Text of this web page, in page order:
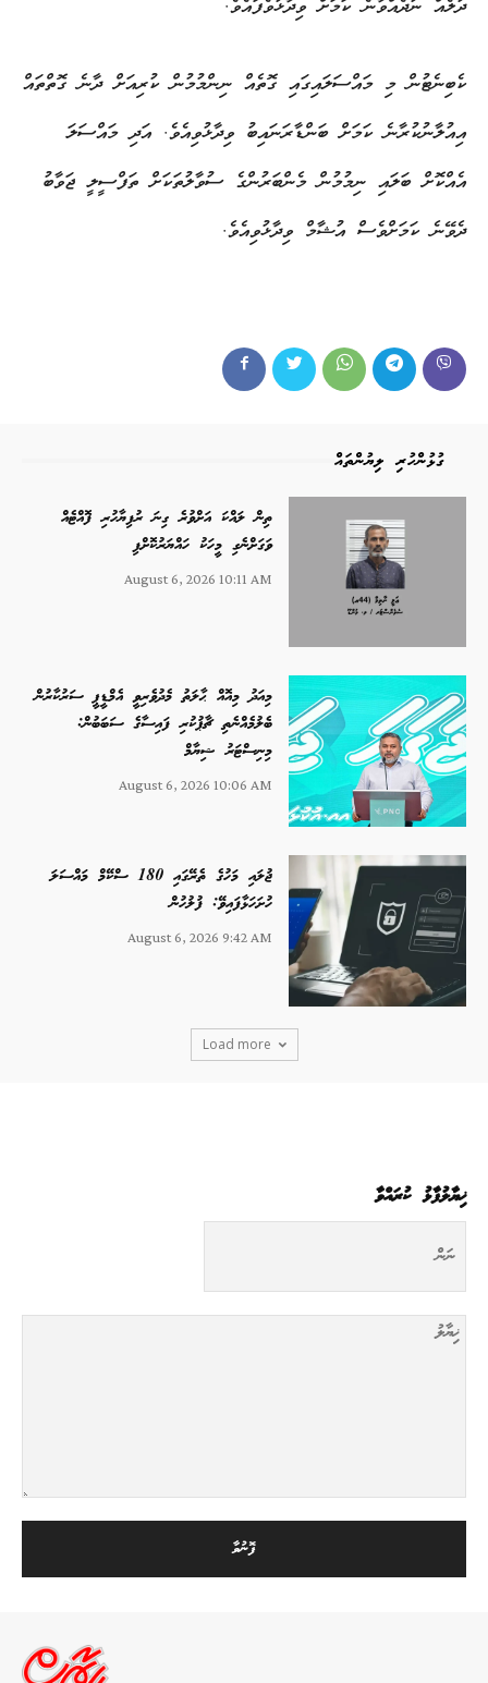
ދުލެއް ނުދެއްވާނެ ކަމަށް ވިދާޅުވެފައެވެ.
ކެބިނެޓުން މި މައްސަލައިގައި ގޮތެއް ނިންމުމުން ކުރިއަށް ދާނެ ގޮތްތައް
އިއުލާނުކުރާނެ ކަމަށް ބަންޑާރަނައިބު ވިދާޅުވިއެވެ. އަދި މައްސަލަ
އެއްކޮށް ބަލައި ނިމުމުން މެންބަރުންގެ ސުވާލުތަކަށް ތަފްސީލީ ޖަވާބު
ދެވޭނެ ކަމަށްވެސް އުޝާމް ވިދާޅުވިއެވެ.
ގުޅުންހުރި ލިޔުންތައް
ތިން ލައްކަ އަށްވުރެ ގިނަ ރުފިޔާހުރި ފޮއްޓެއް
ވަގަށްނެގި މީހަކު ހައްޔަރުކޮށްފި
August 6, 2026 10:11 AM
މިއަދު މިއޮއް ޙާލަތު މެދުވެރިވީ އެމްޑީޕީ ސަރުކާރުން
ބެލުމެއްނެތި ޗާޕުކުރި ފައިސާގެ ސަބަބުން:
މިނިސްޓަރު ޝިޔާމް
August 6, 2026 10:06 AM
ޖުލައި މަހުގެ ތެރޭގައި 180 ސްކޭމް މައްސަލަ
ހުށަހަޅާފައިވޭ: ފުލުހުން
August 6, 2026 9:42 AM
Load more
ޚިޔާލުފާޅު ކުރައްވާ